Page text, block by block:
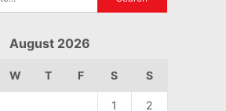
August 2026
W T F S S
1 2